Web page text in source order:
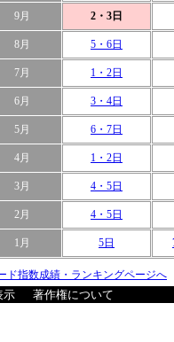
9月 2・3日
8月 5・6日
7月 1・2日
6月 3・4日
5月 6・7日
4月 1・2日
3月 4・5日
2月 4・5日
1月 5日
ド指数成績・ランキングページへ
示 著作権について